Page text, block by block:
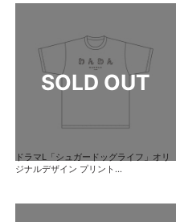
ドラマL「シュガードッグライフ」オリ
ジナルデザイン プリント...